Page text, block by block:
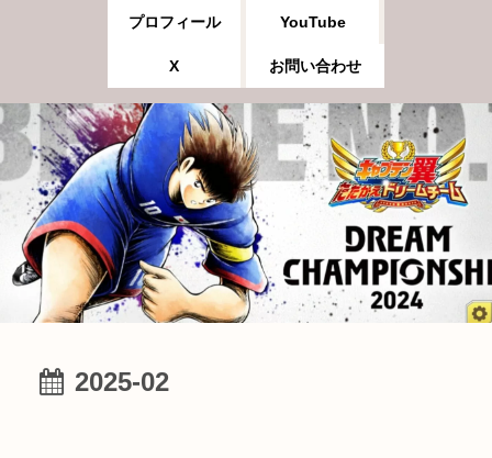
プロフィール YouTube
X お問い合わせ
2025-02